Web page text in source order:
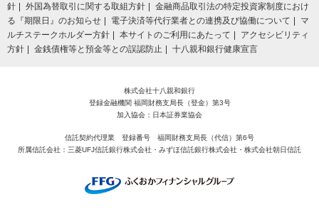
針
外国為替取引に関する取組方針
金融商品取引法の特定投資家制度におけ
る『期限日』のお知らせ
電子決済等代行業者との連携及び協働について
マ
ルチステークホルダー方針
本サイトのご利用にあたって
アクセシビリティ
方針
金銭債権等と預金等との誤認防止 十八親和銀行健康宣言
株式会社十八親和銀行
登録金融機関 福岡財務支局長（登金）第3号
加入協会：日本証券業協会
信託契約代理業 登録番号 福岡財務支局長（代信）第6号
所属信託会社：三菱UFJ信託銀行株式会社・みずほ信託銀行株式会社・株式会社朝日信託